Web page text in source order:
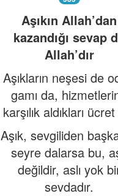
Aşıkın Allah’dan
kazandığı sevap
Allah’dır
Aşıkların neşesi de
gamı da,
karşılık aldıkları
Aşık, sevgiliden
seyre dalarsa bu,
değildir, aslı yok
sevdadır.